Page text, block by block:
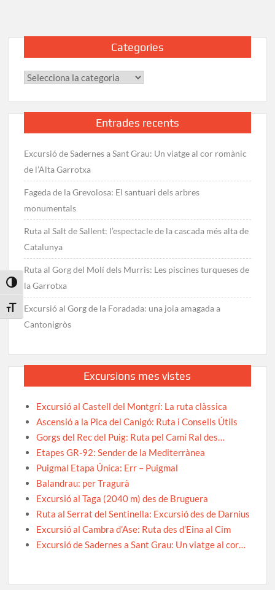
Toggle High Contrast
Toggle Font size
i
Categories
Categories
Entrades recents
Excursió de Sadernes a Sant Grau: Un viatge al cor romànic
de l’Alta Garrotxa
Fageda de la Grevolosa: El santuari dels arbres
monumentals
Ruta al Salt de Sallent: l’espectacle de la cascada més alta de
Catalunya
Ruta al Gorg del Molí dels Murris: Les piscines turqueses de
la Garrotxa
Excursió al Gorg de la Foradada: una joia amagada a
Cantonigròs
Excursions mes vistes
Excursió al Castell del Montgrí: La ruta clàssica
Ascensió a la Pica del Canigó: Ruta i Consells Útils
Gorgs del Rec del Puig: Ruta pel Camí Ral des…
Etapes GR-92: Sender de la Mediterrànea
Puigmal Etapa Única: Err – Puigmal
Balandrau: per Tragurà
Excursió al Taga (2040 m) des de Bruguera
Ruta al Serrat del Sentinella: Excursió des de Darnius
Excursió al Cambra d’Ase: Ruta des d’Eina al Cim
Excursió de Sadernes a Sant Grau: Un viatge al cor…